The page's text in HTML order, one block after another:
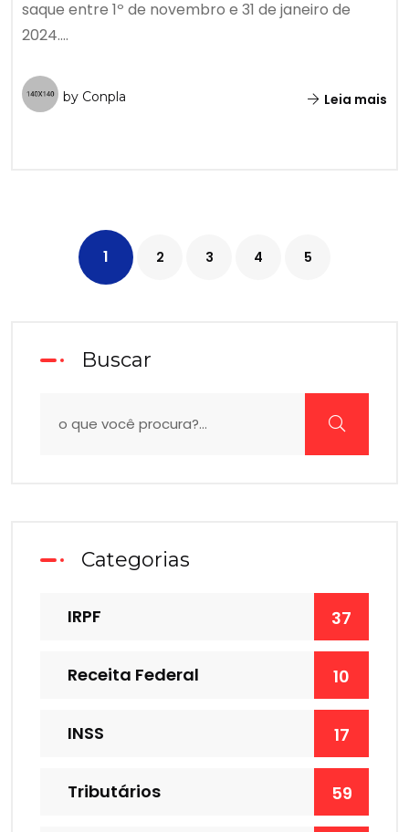
saque entre 1º de novembro e 31 de janeiro de
2024....
by Conpla Leia mais
1 2 3 4 5
Buscar
Categorias
IRPF 37
Receita Federal 10
INSS 17
Tributários 59